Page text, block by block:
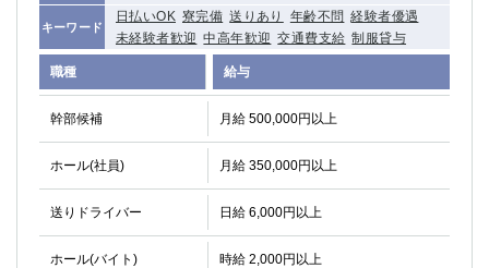
キーワード
日払いOK 寮完備 送りあり 年齢不問 経験者優遇
未経験者歓迎 中高年歓迎 交通費支給 制服貸与
職種 給与
幹部候補 月給 500,000円以上
ホール(社員) 月給 350,000円以上
送りドライバー 日給 6,000円以上
ホール(バイト) 時給 2,000円以上
埼玉県
大宮
南越谷
志木
川越
草加
南浦和
獨協大学前＜草加松原＞
春日部
川口
蕨